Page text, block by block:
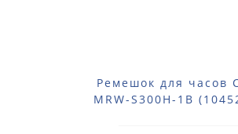
Ремешок для часов
MRW-S300H-1B